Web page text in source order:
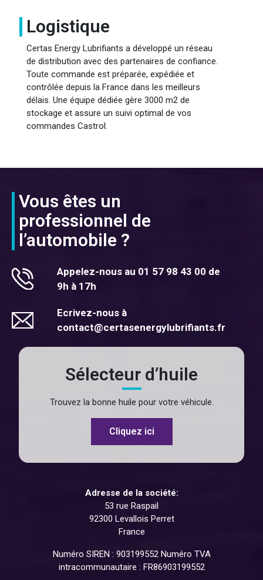
Logistique
Certas Energy Lubrifiants a développé un réseau
de distribution avec des partenaires de confiance.
Toute commande est préparée, expédiée et
contrôlée depuis la France dans les meilleurs
délais. Une équipe dédiée gère 3000 m2 de
stockage et assure un suivi optimal de vos
commandes Castrol.
Vous êtes un
professionnel de
l’automobile ?
Appelez-nous au 01 57 98 43 00 de
9h à 17h
Ecrivez-nous à
contact@certasenergylubrifiants.fr
Sélecteur d’huile
Trouvez la bonne huile pour votre véhicule.
Cliquez ici
Adresse de la société:
53 rue Raspail
92300 Levallois Perret
France
Numéro SIREN : 903199552 Numéro TVA
intracommunautaire : FR86903199552